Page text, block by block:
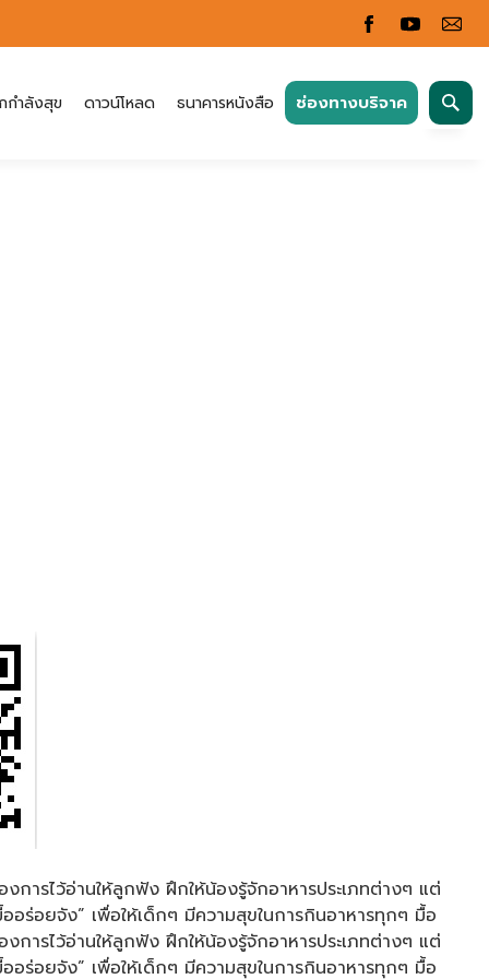
กำลังสุข ดาวน์โหลด ธนาคารหนังสือ ช่องทางบริจาค
ค้นหา
การไว้อ่านให้ลูกฟัง ฝึกให้น้องรู้จักอาหารประเภทต่างๆ แต่
อยจัง” เพื่อให้เด็กๆ มีความสุขในการกินอาหารทุกๆ มื้อ
การไว้อ่านให้ลูกฟัง ฝึกให้น้องรู้จักอาหารประเภทต่างๆ แต่
อยจัง” เพื่อให้เด็กๆ มีความสุขในการกินอาหารทุกๆ มื้อ